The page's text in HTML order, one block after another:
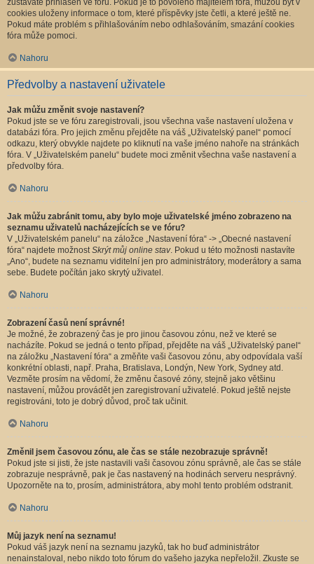
zůstáváte přihlášen ve fóru. Pokud je to povoleno majitelem fóra, můžou být v
cookies uloženy informace o tom, které příspěvky jste četli, a které ještě ne.
Pokud máte problém s přihlašováním nebo odhlašováním, smazání cookies
fóra může pomoci.
Nahoru
Předvolby a nastavení uživatele
Jak můžu změnit svoje nastavení?
Pokud jste se ve fóru zaregistrovali, jsou všechna vaše nastavení uložena v
databázi fóra. Pro jejich změnu přejděte na váš „Uživatelský panel“ pomocí
odkazu, který obvykle najdete po kliknutí na vaše jméno nahoře na stránkách
fóra. V „Uživatelském panelu“ budete moci změnit všechna vaše nastavení a
předvolby fóra.
Nahoru
Jak můžu zabránit tomu, aby bylo moje uživatelské jméno zobrazeno na
seznamu uživatelů nacházejících se ve fóru?
V „Uživatelském panelu“ na záložce „Nastavení fóra“ -> „Obecné nastavení
fóra“ najdete možnostSkrýt můj online stav. Pokud u této možnosti nastavíte
„Ano“, budete na seznamu viditelní jen pro administrátory, moderátory a sama
sebe. Budete počítán jako skrytý uživatel.
Nahoru
Zobrazení časů není správné!
Je možné, že zobrazený čas je pro jinou časovou zónu, než ve které se
nacházíte. Pokud se jedná o tento případ, přejděte na váš „Uživatelský panel“
na záložku „Nastavení fóra“ a změňte vaši časovou zónu, aby odpovídala vaší
konkrétní oblasti, např. Praha, Bratislava, Londýn, New York, Sydney atd.
Vezměte prosím na vědomí, že změnu časové zóny, stejně jako většinu
nastavení, můžou provádět jen zaregistrovaní uživatelé. Pokud ještě nejste
registrováni, toto je dobrý důvod, proč tak učinit.
Nahoru
Změnil jsem časovou zónu, ale čas se stále nezobrazuje správně!
Pokud jste si jisti, že jste nastavili vaši časovou zónu správně, ale čas se stále
zobrazuje nesprávně, pak je čas nastavený na hodinách serveru nesprávný.
Upozorněte na to, prosím, administrátora, aby mohl tento problém odstranit.
Nahoru
Můj jazyk není na seznamu!
Pokud váš jazyk není na seznamu jazyků, tak ho buď administrátor
nenainstaloval, nebo nikdo toto fórum do vašeho jazyka nepřeložil. Zkuste se